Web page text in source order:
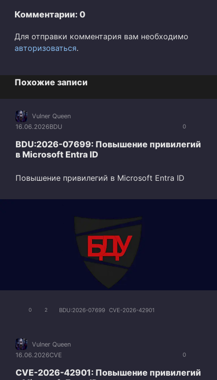
Комментарии: 0
Для отправки комментария вам необходимо
авторизоваться.
Похожие записи
0
Vulner Queen
16.06.2026BDU
BDU:2026-07699: Повышение привилегий
в Microsoft Entra ID
Повышение привилегий в Microsoft Entra ID
0 2 BDU:2026-07699 CVE-2026-42901
0
Vulner Queen
16.06.2026CVE
CVE-2026-42901: Повышение привилегий